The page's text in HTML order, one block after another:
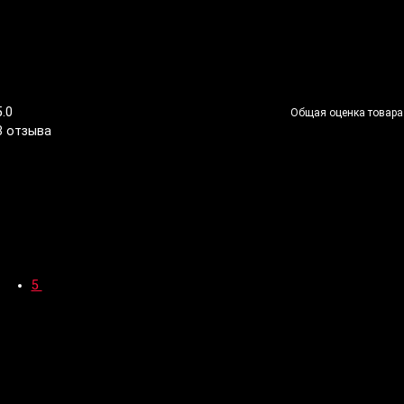
Общая оценка товара
отзыва
5